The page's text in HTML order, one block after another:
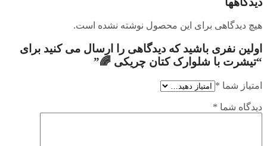
هیچ دیدگاهی برای این محصول نوشته نشده است.
اولین نفری باشید که دیدگاهی را ارسال می کنید برای
“تیشرت با شلوارک کتان چریکی 🌈”
امتیاز شما *
دیدگاه شما *